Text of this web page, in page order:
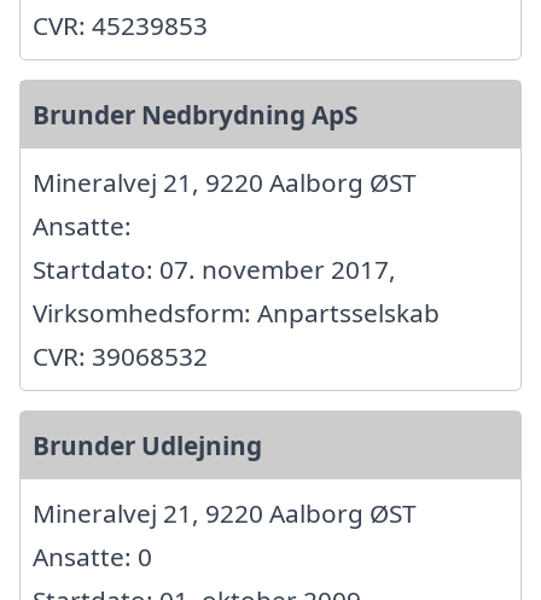
CVR: 45239853
Brunder Nedbrydning ApS
Mineralvej 21, 9220 Aalborg ØST
Ansatte:
Startdato: 07. november 2017,
Virksomhedsform: Anpartsselskab
CVR: 39068532
Brunder Udlejning
Mineralvej 21, 9220 Aalborg ØST
Ansatte: 0